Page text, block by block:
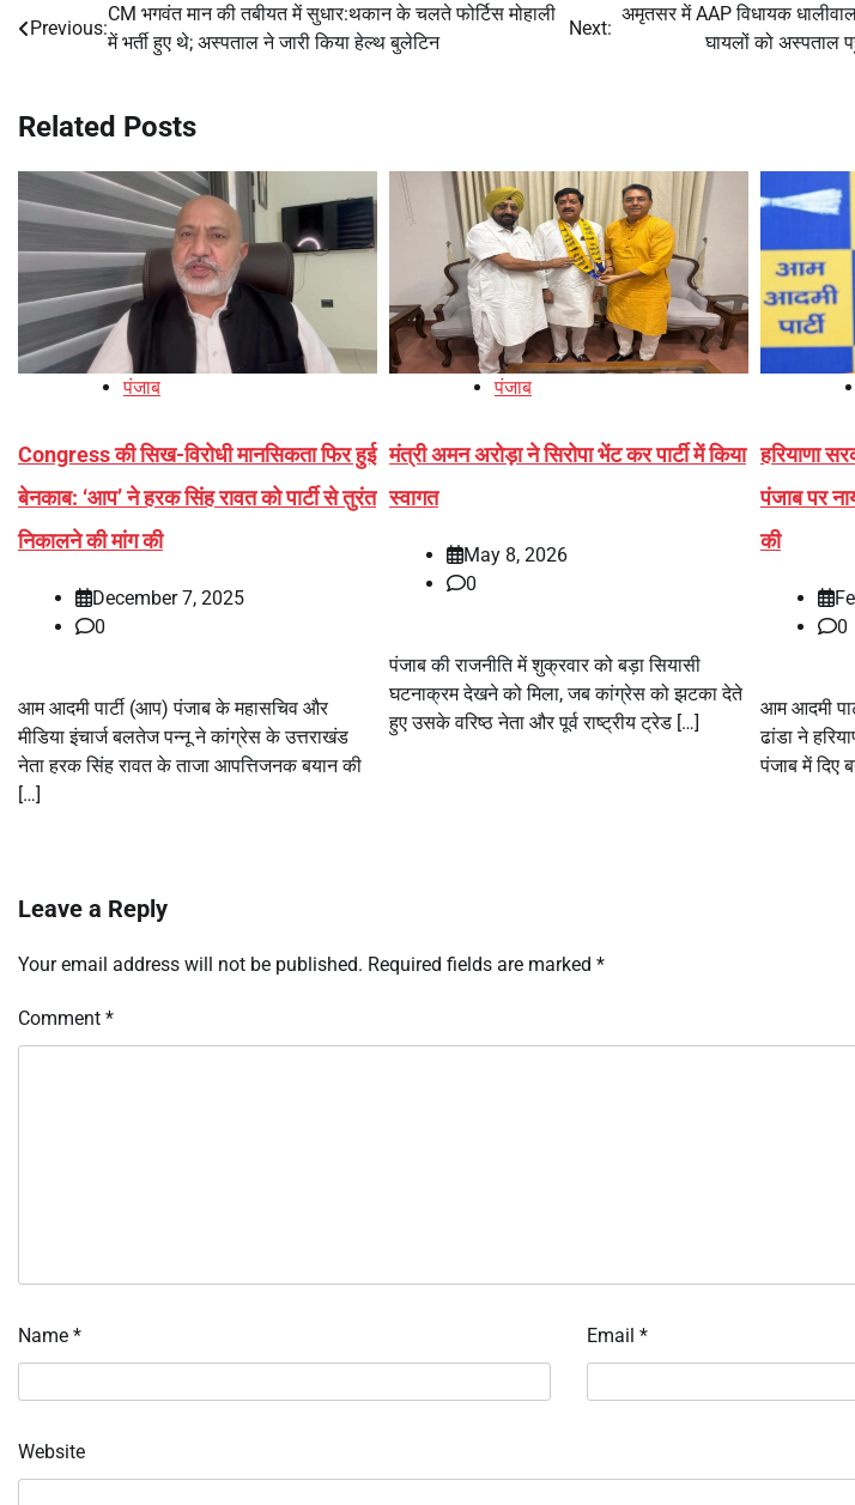
Post
Previous:
CM भगवंत मान की तबीयत में सुधार:थकान के चलते फोर्टिस मोहाली
में भर्ती हुए थे; अस्पताल ने जारी किया हेल्थ बुलेटिन
Next:
अमृतसर में AAP विधायक
घायलों को अस्पताल
Related Posts
पंजाब
Congress की सिख-विरोधी मानसिकता फिर हुई
बेनकाब: ‘आप’ ने हरक सिंह रावत को पार्टी से तुरंत
निकालने की मांग की
December 7, 2025
0
आम आदमी पार्टी (आप) पंजाब के महासचिव और
मीडिया इंचार्ज बलतेज पन्नू ने कांग्रेस के उत्तराखंड
नेता हरक सिंह रावत के ताजा आपत्तिजनक बयान की
[…]
पंजाब
मंत्री अमन अरोड़ा ने सिरोपा भेंट कर पार्टी में किया
स्वागत
May 8, 2026
0
पंजाब की राजनीति में शुक्रवार को बड़ा सियासी
घटनाक्रम देखने को मिला, जब कांग्रेस को झटका देते
हुए उसके वरिष्ठ नेता और पूर्व राष्ट्रीय ट्रेड […]
हरियाणा
पंजाब पर
की
0
आम आदमी
ढांडा ने
पंजाब में दिए
Leave a Reply
Your email address will not be published. Required fields are marked *
Comment *
Name * Email *
Website